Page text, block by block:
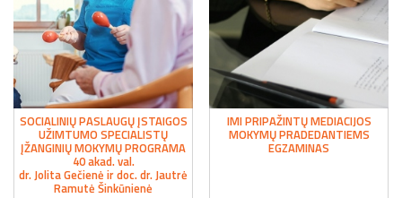
SOCIALINIŲ PASLAUGŲ ĮSTAIGOS
UŽIMTUMO SPECIALISTŲ
ĮŽANGINIŲ MOKYMŲ PROGRAMA
40 akad. val.
dr. Jolita Gečienė ir doc. dr. Jautrė
Ramutė Šinkūnienė
IMI PRIPAŽINTŲ MEDIACIJOS
MOKYMŲ PRADEDANTIEMS
EGZAMINAS